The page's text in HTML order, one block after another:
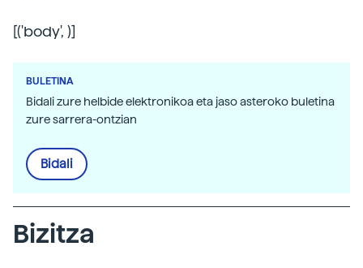
[('body', )]
BULETINA
Bidali zure helbide elektronikoa eta jaso asteroko buletina
zure sarrera-ontzian
Bidali
Bizitza